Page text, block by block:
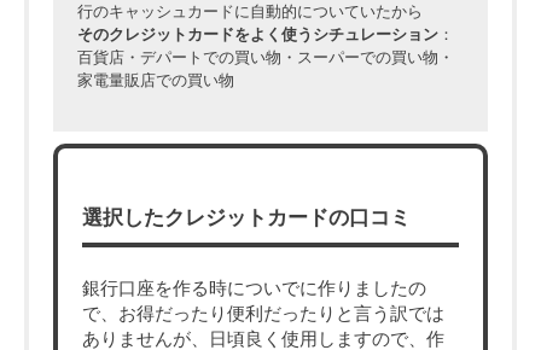
行のキャッシュカードに自動的についていたから
そのクレジットカードをよく使うシチュレーション ：
百貨店・デパートでの買い物・スーパーでの買い物・
家電量販店での買い物
選択したクレジットカードの口コミ
銀行口座を作る時についでに作りましたの
で、お得だったり便利だったりと言う訳では
ありませんが、日頃良く使用しますので、作